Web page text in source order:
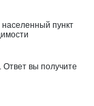
пункт
вы получите